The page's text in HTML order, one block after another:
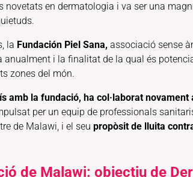
novetats en dermatologia i va ser una
la Fundación Piel Sana, associació sense
i la finalitat de la qual és
zones del món.
amb la fundació, ha col·laborat
per un equip de professionals
de Malawi, i el seu propòsit de lluita
de Malawi: objectiu de